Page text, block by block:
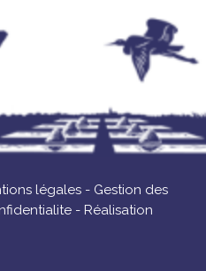
légales - Gestion des
- Réalisation